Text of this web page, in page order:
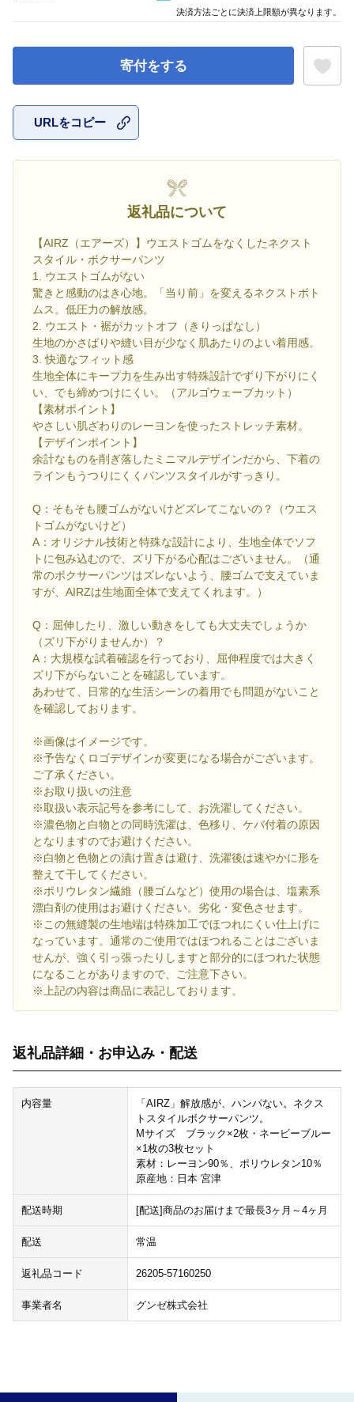
寄付をする
URLをコピー
返礼品について
【AIRZ（エアーズ）】ウエストゴムをなくしたネクスト
スタイル・ボクサーパンツ
1. ウエストゴムがない
驚きと感動のはき心地。「当り前」を変えるネクストボト
ムス。低圧力の解放感。
2. ウエスト・裾がカットオフ（きりっぱなし）
生地のかさばりや縫い目が少なく肌あたりのよい着用感。
3. 快適なフィット感
生地全体にキープ力を生み出す特殊設計でずり下がりにく
い、でも締めつけにくい。（アルゴウェーブカット）
【素材ポイント】
やさしい肌ざわりのレーヨンを使ったストレッチ素材。
【デザインポイント】
余計なものを削ぎ落したミニマルデザインだから、下着の
ラインもうつりにくくパンツスタイルがすっきり。
Q：そもそも腰ゴムがないけどズレてこないの？（ウエス
トゴムがないけど）
A：オリジナル技術と特殊な設計により、生地全体でソフ
トに包み込むので、ズリ下がる心配はございません。（通
常のボクサーパンツはズレないよう、腰ゴムで支えていま
すが、AIRZは生地面全体で支えてくれます。）
Q：屈伸したり、激しい動きをしても大丈夫でしょうか
（ズリ下がりませんか）？
A：大規模な試着確認を行っており、屈伸程度では大きく
ズリ下がらないことを確認しています。
あわせて、日常的な生活シーンの着用でも問題がないこと
を確認しております。
※画像はイメージです。
※予告なくロゴデザインが変更になる場合がございます。
ご了承ください。
※お取り扱いの注意
※取扱い表示記号を参考にして、お洗濯してください。
※濃色物と白物との同時洗濯は、色移り、ケバ付着の原因
となりますのでお避けください。
※白物と色物との漬け置きは避け、洗濯後は速やかに形を
整えて干してください。
※ポリウレタン繊維（腰ゴムなど）使用の場合は、塩素系
漂白剤の使用はお避けください。劣化・変色させます。
※この無縫製の生地端は特殊加工でほつれにくい仕上げに
なっています。通常のご使用ではほつれることはございま
せんが、強く引っ張ったりしますと部分的にほつれた状態
になることがありますので、ご注意下さい。
※上記の内容は商品に表記しております。
返礼品詳細・お申込み・配送
内容量
「AIRZ」解放感が、ハンパない。ネクス
トスタイルボクサーパンツ。
Mサイズ ブラック×2枚・ネービーブルー
×1枚の3枚セット
素材：レーヨン90％、ポリウレタン10％
原産地：日本 宮津
配送時期 [配送]商品のお届けまで最長3ヶ月～4ヶ月
配送 常温
返礼品コード 26205-57160250
事業者名 グンゼ株式会社
決済方法ごとに決済上限額が異なります。